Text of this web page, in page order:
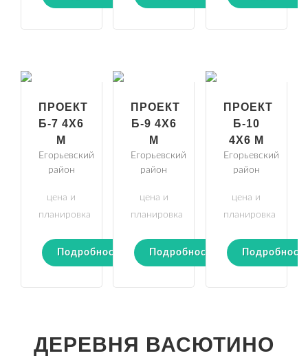
ПРОЕКТ
Б-7 4Х6
М
Егорьевский
район
цена и
планировка
Подробности
ПРОЕКТ
Б-9 4Х6
М
Егорьевский
район
цена и
планировка
Подробности
ПРОЕКТ
Б-10
4Х6 М
Егорьевский
район
цена и
планировка
ДЕРЕВНЯ ВАСЮТИНО